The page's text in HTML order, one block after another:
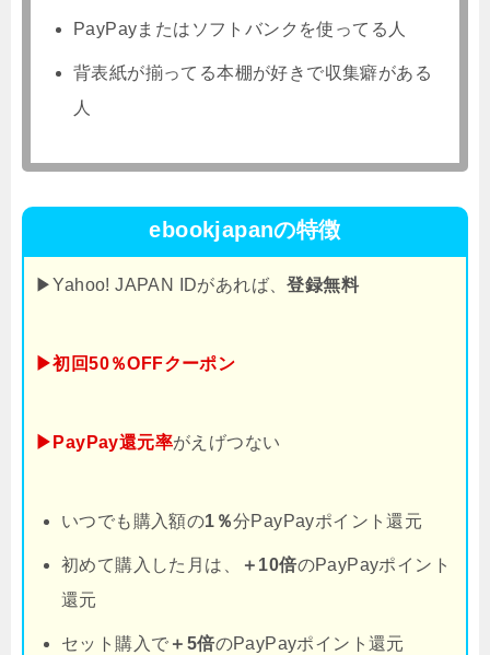
PayPayまたはソフトバンクを使ってる人
背表紙が揃ってる本棚が好きで収集癖がある
人
ebookjapanの特徴
▶Yahoo! JAPAN IDがあれば、登録無料
▶初回50％OFFクーポン
▶PayPay還元率がえげつない
いつでも購入額の1％分PayPayポイント還元
初めて購入した月は、 ＋10倍のPayPayポイント
還元
セット購入で ＋5倍のPayPayポイント還元